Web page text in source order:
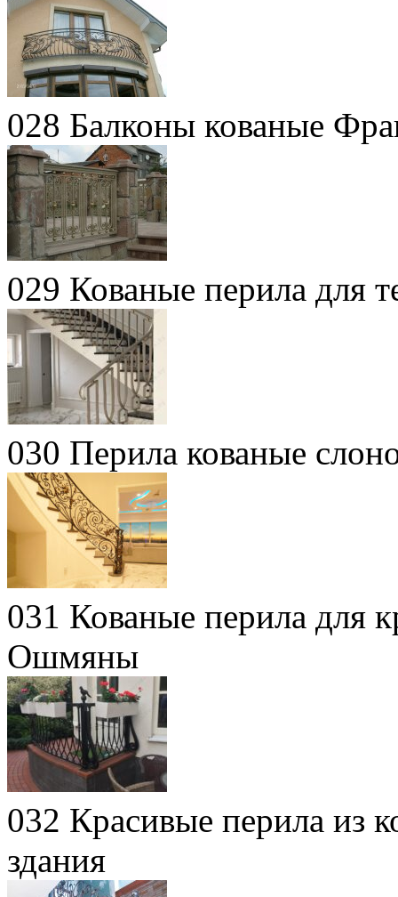
028 Балконы кованые
029 Кованые перила для
030 Перила кованые
031 Кованые перила для
Ошмяны
032 Красивые перила из
здания